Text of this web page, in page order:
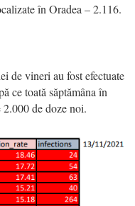
în Oradea – 2.116.
de vineri au fost efectuate
ce toată săptămâna în
de doze noi.